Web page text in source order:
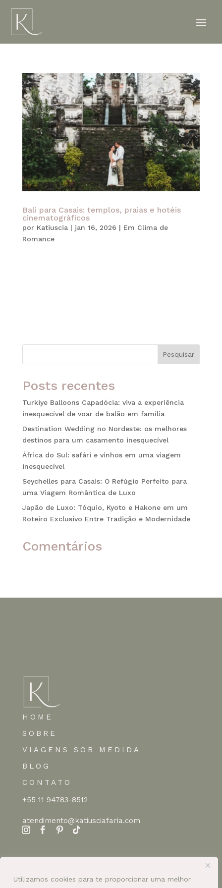
Utilizamos cookies para te proporcionar uma melhor
Bali para Casais: templos, praias e hotéis
cinematográficos
por Katiuscia| jan 16, 2026 | Em Clima de
Romance
Pesquisar
Posts recentes
Turkiye Balloons Capadócia: viva a experiência
inesquecível de voar de balão em família
Destination Wedding no Nordeste: os melhores
destinos para um casamento inesquecível
África do Sul: safári e vinhos em uma viagem
inesquecível
Seychelles para Casais: O Refúgio Perfeito para
uma Viagem Romântica de Luxo
Japão de Luxo: Tóquio, Kyoto e Hakone em um
Roteiro Exclusivo Entre Tradição e Modernidade
Comentários
HOME
SOBRE
VIAGENS SOB MEDIDA
BLOG
CONTATO
+55 11 94783-8512
atendimento@katiusciafaria.com